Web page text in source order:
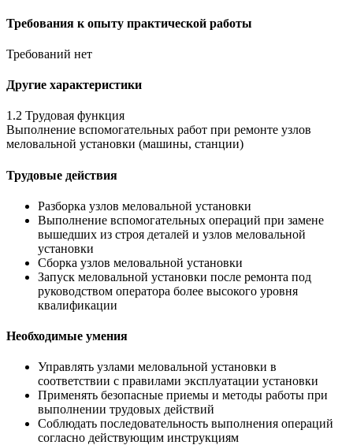
Требования к опыту практической работы
Требований нет
Другие характеристики
1.2 Трудовая функция
Выполнение вспомогательных работ при ремонте узлов
меловальной установки (машины, станции)
Трудовые действия
Разборка узлов меловальной установки
Выполнение вспомогательных операций при замене
вышедших из строя деталей и узлов меловальной
установки
Сборка узлов меловальной установки
Запуск меловальной установки после ремонта под
руководством оператора более высокого уровня
квалификации
Необходимые умения
Управлять узлами меловальной установки в
соответствии с правилами эксплуатации установки
Применять безопасные приемы и методы работы при
выполнении трудовых действий
Соблюдать последовательность выполнения операций
согласно действующим инструкциям